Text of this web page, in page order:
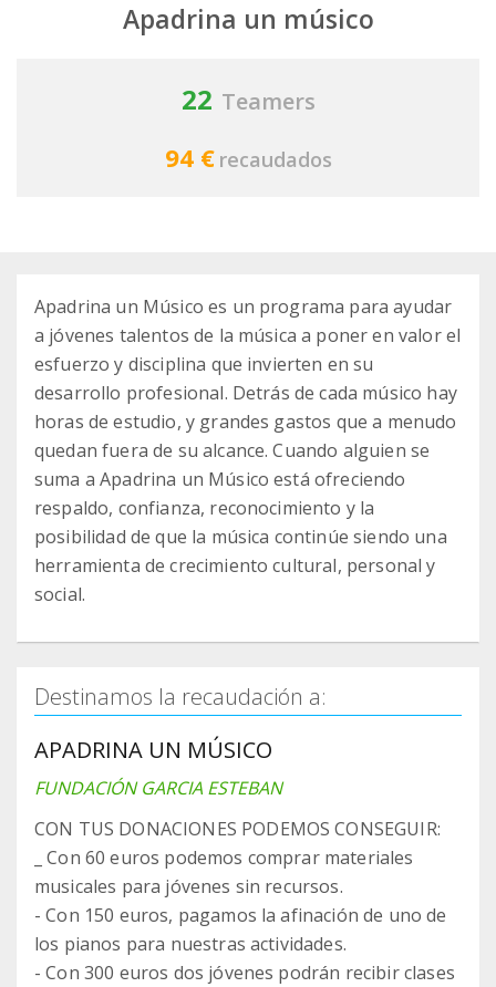
Apadrina un músico
22 Teamers
94 € recaudados
Apadrina un Músico es un programa para ayudar
a jóvenes talentos de la música a poner en valor el
esfuerzo y disciplina que invierten en su
desarrollo profesional. Detrás de cada músico hay
horas de estudio, y grandes gastos que a menudo
quedan fuera de su alcance. Cuando alguien se
suma a Apadrina un Músico está ofreciendo
respaldo, confianza, reconocimiento y la
posibilidad de que la música continúe siendo una
herramienta de crecimiento cultural, personal y
social.
Destinamos la recaudación a:
APADRINA UN MÚSICO
FUNDACIÓN GARCIA ESTEBAN
CON TUS DONACIONES PODEMOS CONSEGUIR:
_ Con 60 euros podemos comprar materiales
musicales para jóvenes sin recursos.
- Con 150 euros, pagamos la afinación de uno de
los pianos para nuestras actividades.
- Con 300 euros dos jóvenes podrán recibir clases